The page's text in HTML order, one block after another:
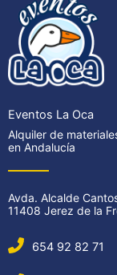
Eventos La Oca
Alquiler de
en Andalucía
Avda. Alcalde
11408 Jerez de la
654 92 82 71